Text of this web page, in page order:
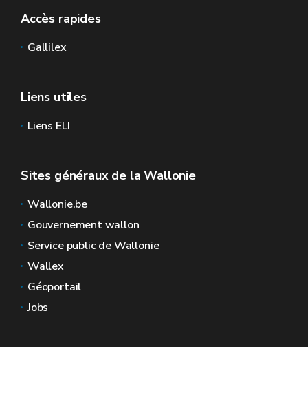
Accès rapides
Gallilex
Liens utiles
Liens ELI
Sites généraux de la Wallonie
Wallonie.be
Gouvernement wallon
Service public de Wallonie
Wallex
Géoportail
Jobs